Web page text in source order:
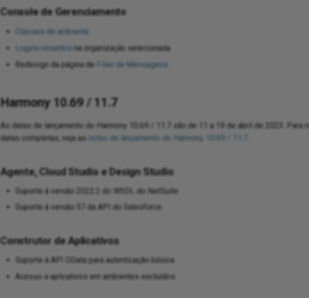
Console de Gerenciamento
Classes de ambiente
Logins recentes na organização selecionada
Redesign da página de
Filas de Mensagens
Harmony 10.69 / 11.7
As datas de lançamento do Harmony 10.69 / 11.7 são de 11 a 19 de abril de 2023. Para
datas completas, veja as notas de lançamento do Harmony 10.69 / 11.7
Agente, Cloud Studio e Design Studio
Suporte à versão 2022.2 do WSDL do NetSuite
Suporte à versão 57 da API do Salesforce
Construtor de Aplicativos
Suporte à API OData para autenticação básica
Acesso a aplicativos em ambientes excluídos